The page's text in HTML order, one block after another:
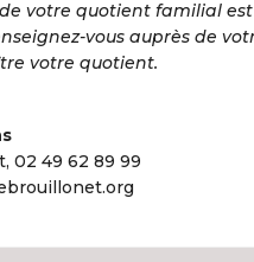
votre quotient familial
vous auprès de
votre quotient.
02 49 62 89 99